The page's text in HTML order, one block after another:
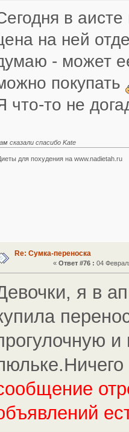
в
на ней
- может
покупать
что-то не
сказали спасибо Kate
для похудения на www.nadietah.ru
Re: Сумка-переноска
«Ответ #76 : 04
я в
и